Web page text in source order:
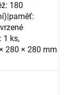
180
1 ks,
280 × 280 mm